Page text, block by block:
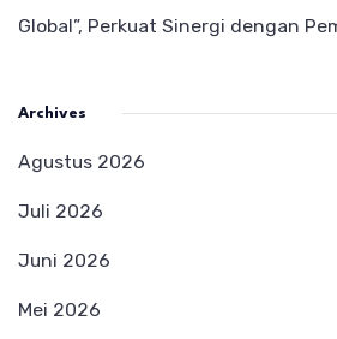
Global”, Perkuat Sinergi dengan
Archives
Agustus 2026
Juli 2026
Juni 2026
Mei 2026